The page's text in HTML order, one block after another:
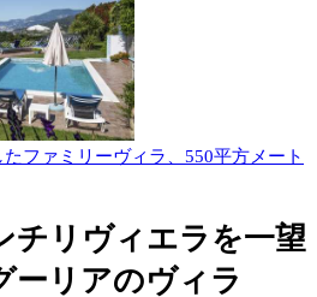
ファミリーヴィラ、550平方メート
チリヴィエラを一望
ーリアのヴィラ